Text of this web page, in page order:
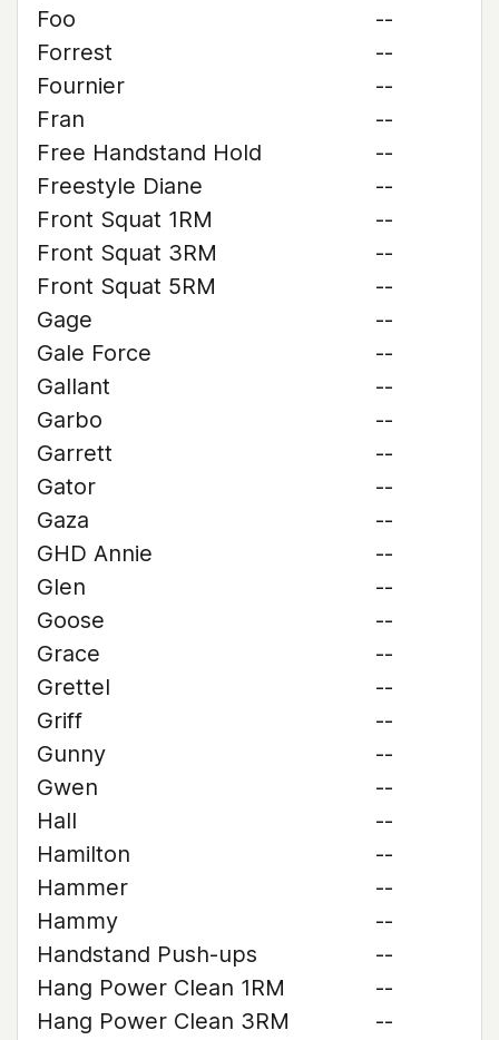
Foo
--
Forrest
--
Fournier
--
Fran
--
Free Handstand Hold
--
Freestyle Diane
--
Front Squat 1RM
--
Front Squat 3RM
--
Front Squat 5RM
--
Gage
--
Gale Force
--
Gallant
--
Garbo
--
Garrett
--
Gator
--
Gaza
--
GHD Annie
--
Glen
--
Goose
--
Grace
--
Grettel
--
Griff
--
Gunny
--
Gwen
--
Hall
--
Hamilton
--
Hammer
--
Hammy
--
Handstand Push-ups
--
Hang Power Clean 1RM
--
Hang Power Clean 3RM
--